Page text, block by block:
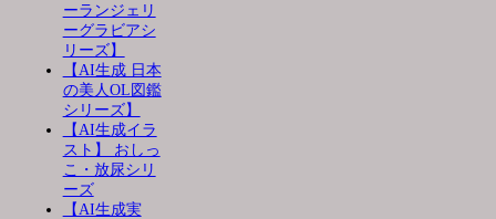
ーランジェリ
ーグラビアシ
リーズ】
【AI生成 日本
の美人OL図鑑
シリーズ】
【AI生成イラ
スト】 おしっ
こ・放尿シリ
ーズ
【AI生成実